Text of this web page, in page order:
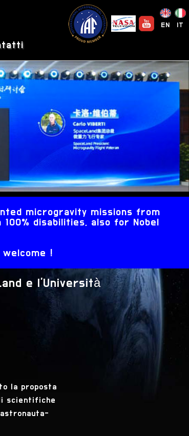
EN IT
microgravity missions from
disabilities, also for Nobel
!
e l'Università
la proposta
scientifiche